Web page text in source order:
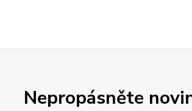
Nepropásněte